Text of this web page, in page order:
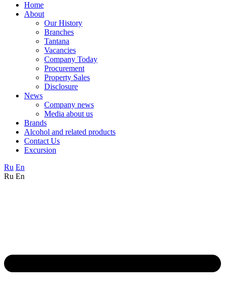
Home
About
Our History
Branches
Tantana
Vacancies
Company Today
Procurement
Property Sales
Disclosure
News
Company news
Media about us
Brands
Alcohol and related products
Contact Us
Excursion
Ru En
Ru En